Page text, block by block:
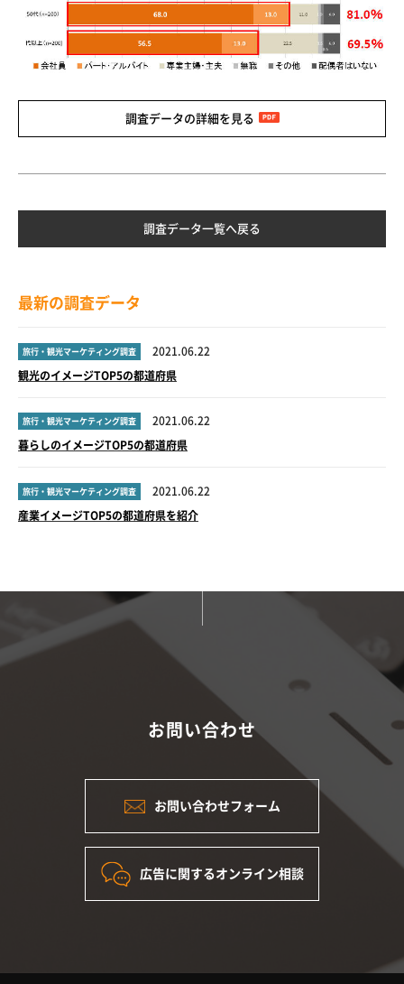
調査データの詳細を見る
調査データ一覧へ戻る
最新の調査データ
旅行・観光マーケティング調査 2021.06.22
観光のイメージTOP5の都道府県
旅行・観光マーケティング調査 2021.06.22
暮らしのイメージTOP5の都道府県
旅行・観光マーケティング調査 2021.06.22
産業イメージTOP5の都道府県を紹介
お問い合わせ
お問い合わせフォーム
広告に関するオンライン相談